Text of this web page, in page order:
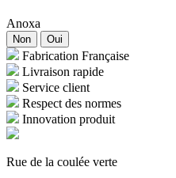
Anoxa
Non Oui
Fabrication Française
Livraison rapide
Service client
Respect des normes
Innovation produit
Rue de la coulée verte